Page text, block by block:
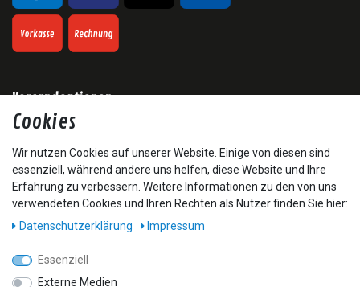
Versandoptionen
* Alle Preise inkl. gesetzl. Mehrwertsteuer zzgl. Versandkosten und ggf.
Nachnahmegebühren, wenn nicht anders beschrieben
**Kostenfreier Versand ab € 50 Bestellwert nur innerhalb Deutschlands.
Cookies
Wir nutzen Cookies auf unserer Website. Einige von diesen sind
essenziell, während andere uns helfen, diese Website und Ihre
Erfahrung zu verbessern. Weitere Informationen zu den von uns
verwendeten Cookies und Ihren Rechten als Nutzer finden Sie hier:
Daten­schutz­erklärung
Impressum
Essenziell
Externe Medien